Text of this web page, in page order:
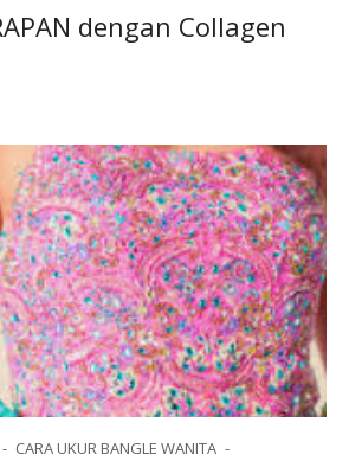
dengan Collagen
CARA UKUR BANGLE WANITA